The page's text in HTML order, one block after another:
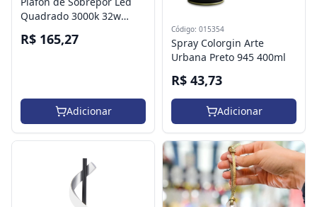
Quadrado 3000k 32w
Alumínio Preto - Germany
R$ 165,27
Adicionar
Código: 015354
Spray Colorgin Arte
Urbana Preto 945 400ml
R$ 43,73
Adicionar